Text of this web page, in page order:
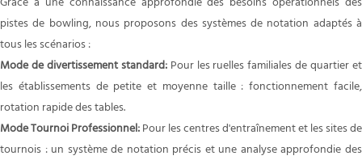
pistes de bowling, nous proposons des systèmes de notation adaptés à
tous les scénarios :
Mode de divertissement standard: Pour les ruelles familiales de quartier et
les établissements de petite et moyenne taille : fonctionnement facile,
rotation rapide des tables.
Mode Tournoi Professionnel:Pour les centres d'entraînement et les sites de
tournois : un système de notation précis et une analyse approfondie des